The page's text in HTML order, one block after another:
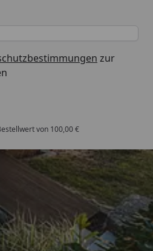
zur
von 100,00 €
Shops
4,81/ 5